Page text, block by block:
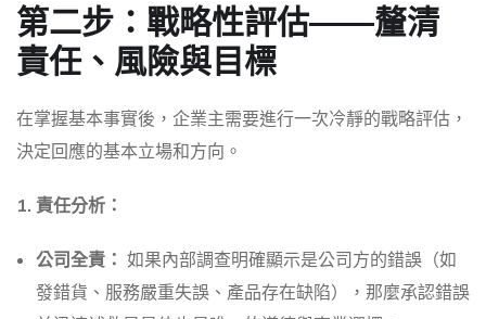
第二步：戰略性評估——釐清
責任、風險與目標
在掌握基本事實後，企業主需要進行一次冷靜的戰略評估，
決定回應的基本立場和方向。
1. 責任分析：
公司全責： 如果內部調查明確顯示是公司方的錯誤（如
發錯貨、服務嚴重失誤、產品存在缺陷），那麼承認錯誤